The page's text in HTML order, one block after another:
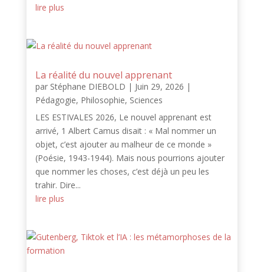
lire plus
La réalité du nouvel apprenant
par Stéphane DIEBOLD | Juin 29, 2026 |
Pédagogie, Philosophie, Sciences
LES ESTIVALES 2026, Le nouvel apprenant est
arrivé, 1 Albert Camus disait : « Mal nommer un
objet, c’est ajouter au malheur de ce monde »
(Poésie, 1943-1944). Mais nous pourrions ajouter
que nommer les choses, c’est déjà un peu les
trahir. Dire...
lire plus